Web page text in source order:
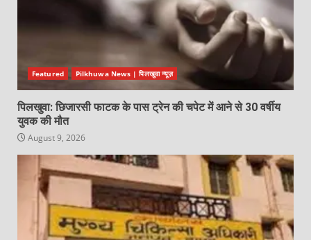
Featured Pilkhuwa News | पिलखुवा न्यूज़
पिलखुवा: छिजारसी फाटक के पास ट्रेन की चपेट में आने से 30 वर्षीय
युवक की मौत
August 9, 2026